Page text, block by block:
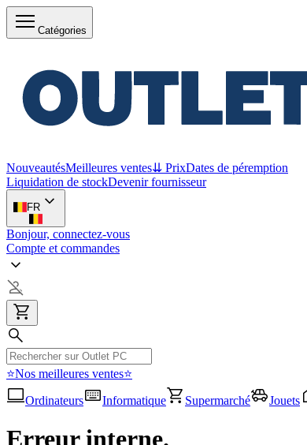
Catégories
NouveautésMeilleures ventes⇊ PrixDates de péremption
Liquidation de stockDevenir fournisseur
FR
Bonjour, connectez-vous
Compte et commandes
⭐Nos meilleures ventes⭐
Ordinateurs
Informatique Supermarché Jouets
Erreur interne.